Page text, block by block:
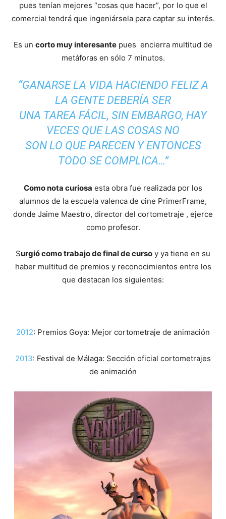
pues tenían mejores “cosas que hacer”, por lo que el
comercial tendrá que ingeniársela para captar su interés.
Es un corto muy interesante pues encierra multitud de
metáforas en sólo 7 minutos.
“GANARSE LA VIDA HACIENDO FELIZ A
LA GENTE DEBERÍA SER
UNA TAREA FÁCIL, SIN EMBARGO, HAY
VECES QUE LAS COSAS NO
SON LO QUE PARECEN Y ENTONCES
TODO SE COMPLICA…”
Como nota curiosa esta obra fue realizada por los
alumnos de la escuela valenca de cine PrimerFrame,
donde Jaime Maestro, director del cortometraje , ejerce
como profesor.
Surgió como trabajo de final de curso y ya tiene en su
haber multitud de premios y reconocimientos entre los
que destacan los siguientes:
2012: Premios Goya: Mejor cortometraje de animación
2013: Festival de Málaga: Sección oficial cortometrajes
de animación